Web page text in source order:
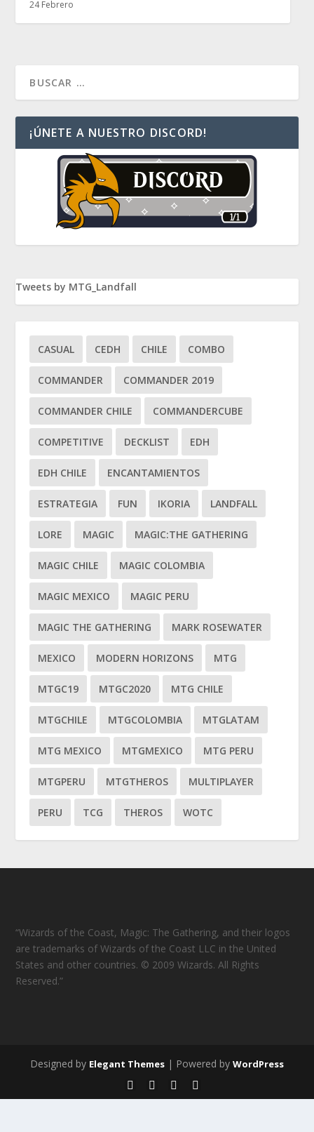
24 Febrero
¡ÚNETE A NUESTRO DISCORD!
Tweets by MTG_Landfall
CASUAL CEDH CHILE COMBO
COMMANDER COMMANDER 2019
COMMANDER CHILE COMMANDERCUBE
COMPETITIVE DECKLIST EDH
EDH CHILE ENCANTAMIENTOS
ESTRATEGIA FUN IKORIA LANDFALL
LORE MAGIC MAGIC:THE GATHERING
MAGIC CHILE MAGIC COLOMBIA
MAGIC MEXICO MAGIC PERU
MAGIC THE GATHERING MARK ROSEWATER
MEXICO MODERN HORIZONS MTG
MTGC19 MTGC2020 MTG CHILE
MTGCHILE MTGCOLOMBIA MTGLATAM
MTG MEXICO MTGMEXICO MTG PERU
MTGPERU MTGTHEROS MULTIPLAYER
PERU TCG THEROS WOTC
“Wizards of the Coast, Magic: The Gathering, and their logos
are trademarks of Wizards of the Coast LLC in the United
States and other countries. © 2009 Wizards. All Rights
Reserved.”
Designed by Elegant Themes | Powered by WordPress